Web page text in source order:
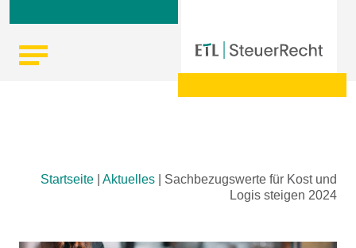
Startseite Aktuelles
Sachbezugswerte für Kost und
Logis steigen 2024